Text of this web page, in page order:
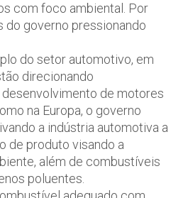
com foco ambiental. Por
do governo pressionando
do setor automotivo, em
direcionando
de motores
na Europa, o governo
a indústria automotiva a
de produto visando a
além de combustíveis
poluentes.